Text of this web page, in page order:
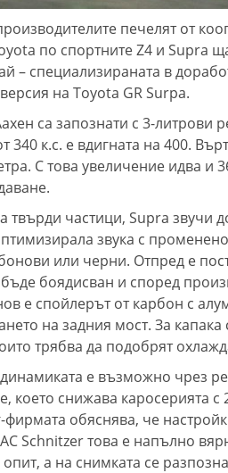
печелят от
по спортните Z4 и Supra
– специализираната в
на Toyota GR Surpa.
са запознати с 3-литрови
340 к.с. е вдигната на 400.
С това увеличение идва и
твърди частици, Supra звучи
звука с
или черни. Отпред е
боядисван и според
е спойлерът от карбон с
на задния мост. За
трябва да подобрят
е възможно чрез
което снижава каросерията
обяснява, че
AC Schnitzer това е напълно
опит, а на снимката се